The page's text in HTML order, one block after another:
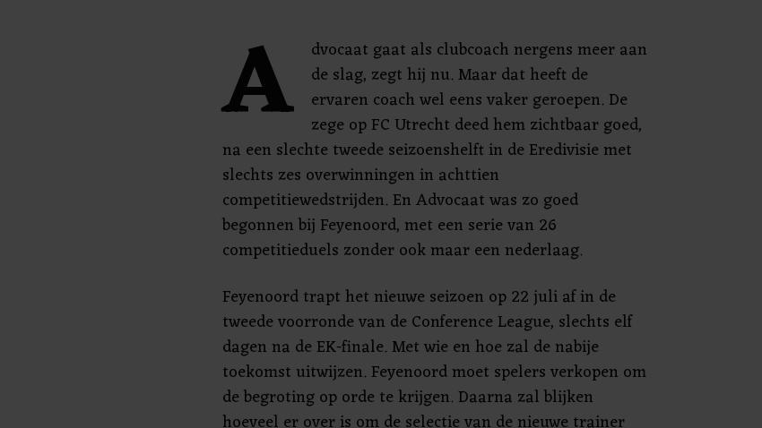
A
dvocaat gaat als clubcoach nergens meer aan
de slag, zegt hij nu. Maar dat heeft de
ervaren coach wel eens vaker geroepen. De
zege op FC Utrecht deed hem zichtbaar goed,
na een slechte tweede seizoenshelft in de Eredivisie met
slechts zes overwinningen in achttien
competitiewedstrijden. En Advocaat was zo goed
begonnen bij Feyenoord, met een serie van 26
competitieduels zonder ook maar een nederlaag.
Feyenoord trapt het nieuwe seizoen op 22 juli af in de
tweede voorronde van de Conference League, slechts elf
dagen na de EK-finale. Met wie en hoe zal de nabije
toekomst uitwijzen. Feyenoord moet spelers verkopen om
de begroting op orde te krijgen. Daarna zal blijken